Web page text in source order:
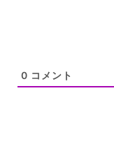
0 コメント